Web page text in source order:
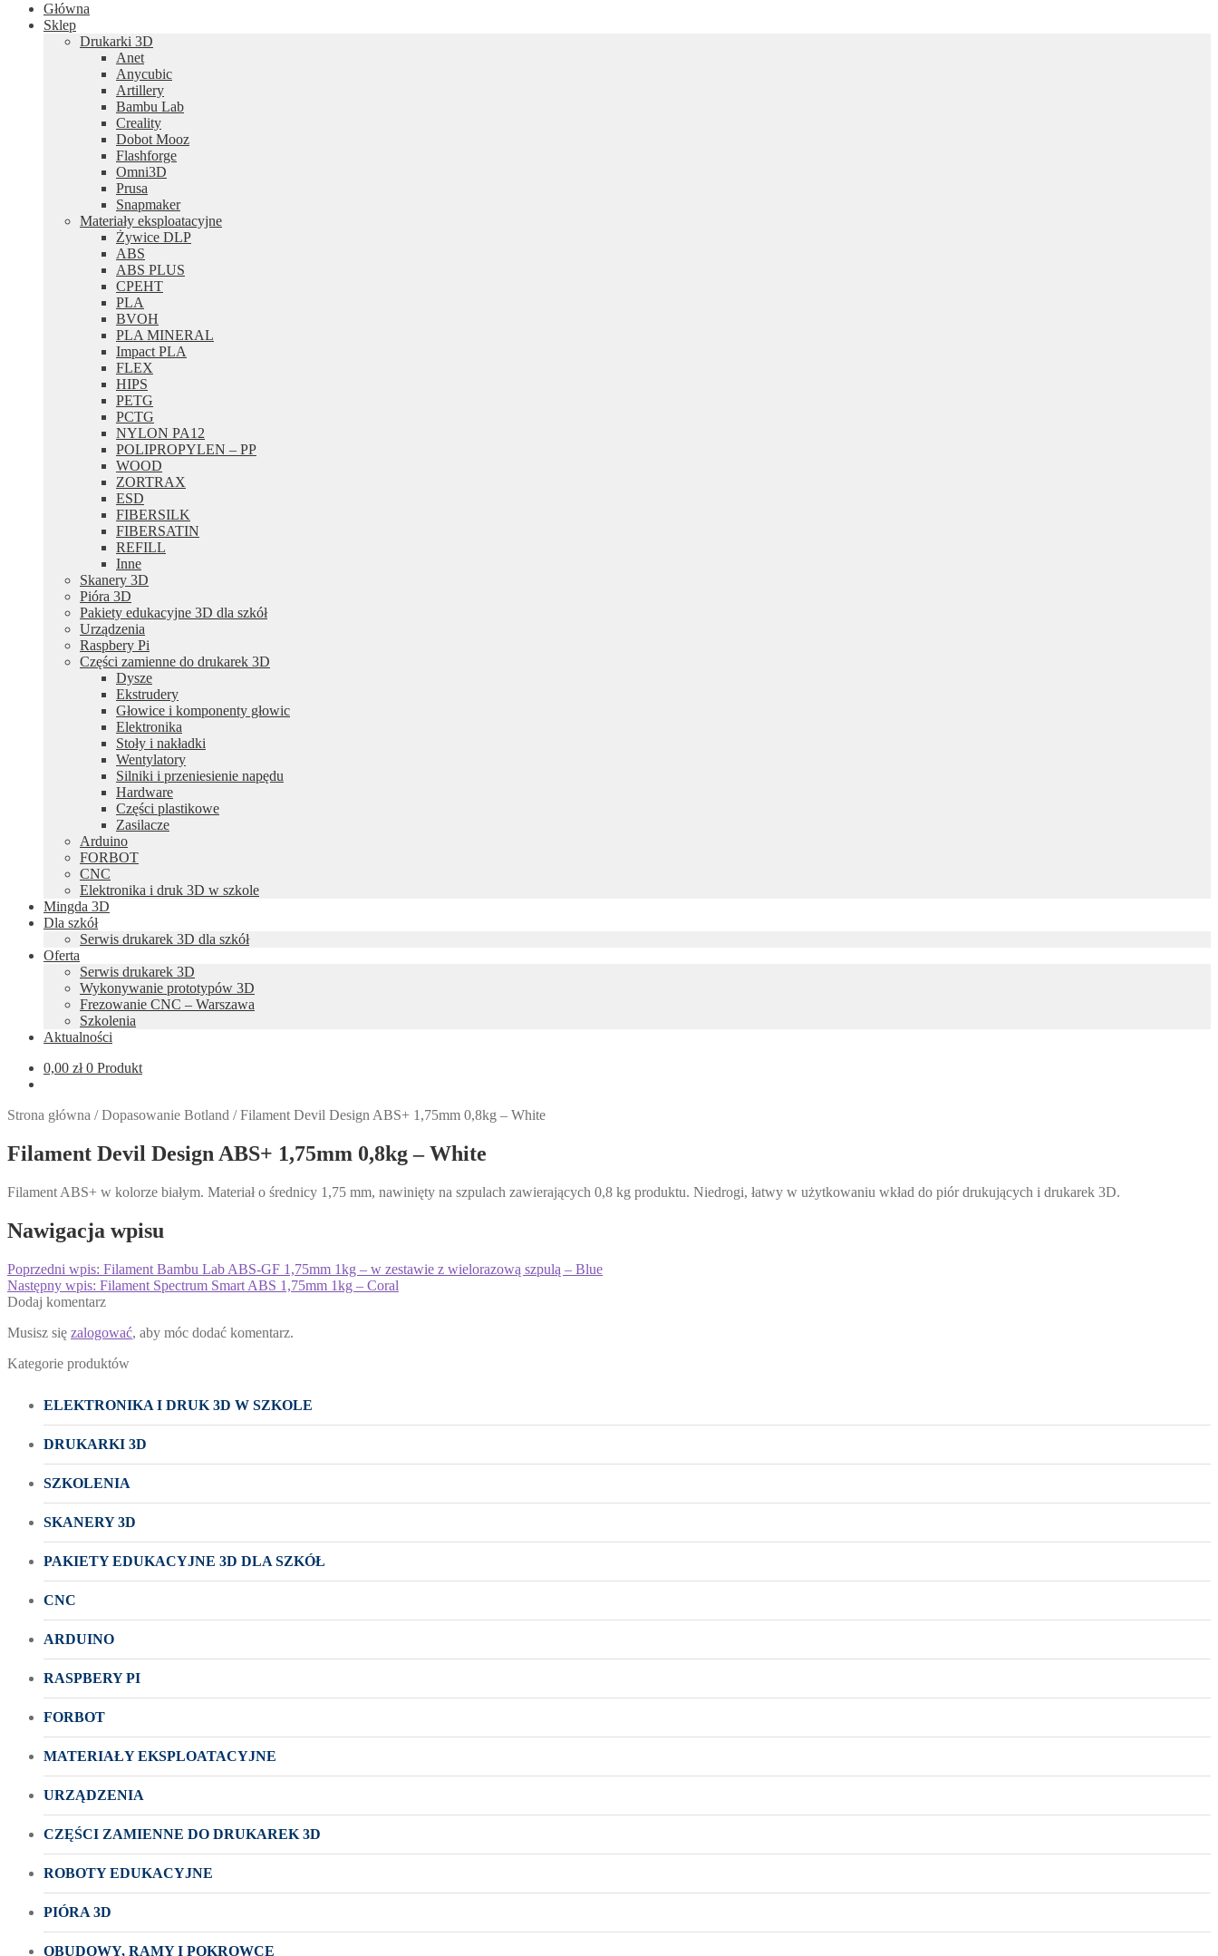
Główna
Sklep
Drukarki 3D
Anet
Anycubic
Artillery
Bambu Lab
Creality
Dobot Mooz
Flashforge
Omni3D
Prusa
Snapmaker
Materiały eksploatacyjne
Żywice DLP
ABS
ABS PLUS
CPEHT
PLA
BVOH
PLA MINERAL
Impact PLA
FLEX
HIPS
PETG
PCTG
NYLON PA12
POLIPROPYLEN – PP
WOOD
ZORTRAX
ESD
FIBERSILK
FIBERSATIN
REFILL
Inne
Skanery 3D
Pióra 3D
Pakiety edukacyjne 3D dla szkół
Urządzenia
Raspbery Pi
Części zamienne do drukarek 3D
Dysze
Ekstrudery
Głowice i komponenty głowic
Elektronika
Stoły i nakładki
Wentylatory
Silniki i przeniesienie napędu
Hardware
Części plastikowe
Zasilacze
Arduino
FORBOT
CNC
Elektronika i druk 3D w szkole
Mingda 3D
Dla szkół
Serwis drukarek 3D dla szkół
Oferta
Serwis drukarek 3D
Wykonywanie prototypów 3D
Frezowanie CNC – Warszawa
Szkolenia
Aktualności
0,00 zł 0 Produkt
Strona główna /Dopasowanie Botland /Filament Devil Design ABS+ 1,75mm 0,8kg – White
Filament Devil Design ABS+ 1,75mm 0,8kg – White
Filament ABS+ w kolorze białym. Materiał o średnicy 1,75 mm, nawinięty na szpulach zawierających 0,8 kg produktu. Niedrogi, łatwy w użytkowaniu wkład do piór drukujących i drukarek 3D.
Nawigacja wpisu
Poprzedni wpis: Filament Bambu Lab ABS-GF 1,75mm 1kg – w zestawie z wielorazową szpulą – Blue
Następny wpis: Filament Spectrum Smart ABS 1,75mm 1kg – Coral
Dodaj komentarz
Musisz się zalogować, aby móc dodać komentarz.
Kategorie produktów
ELEKTRONIKA I DRUK 3D W SZKOLE
DRUKARKI 3D
SZKOLENIA
SKANERY 3D
PAKIETY EDUKACYJNE 3D DLA SZKÓŁ
CNC
ARDUINO
RASPBERY PI
FORBOT
MATERIAŁY EKSPLOATACYJNE
URZĄDZENIA
CZĘŚCI ZAMIENNE DO DRUKAREK 3D
ROBOTY EDUKACYJNE
PIÓRA 3D
OBUDOWY, RAMY I POKROWCE